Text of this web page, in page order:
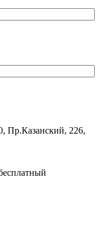
Пр.Казанский, 226,